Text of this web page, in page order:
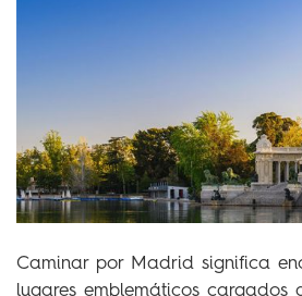
Caminar por Madrid significa
lugares emblemáticos cargados